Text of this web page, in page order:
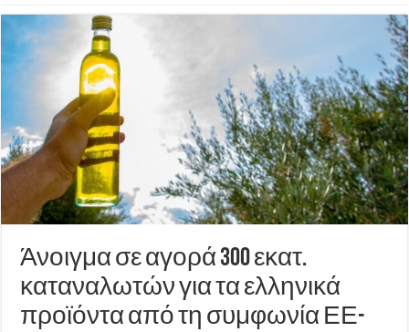
Άνοιγμα σε αγορά 300 εκατ.
καταναλωτών για τα ελληνικά
προϊόντα από τη συμφωνία ΕΕ-